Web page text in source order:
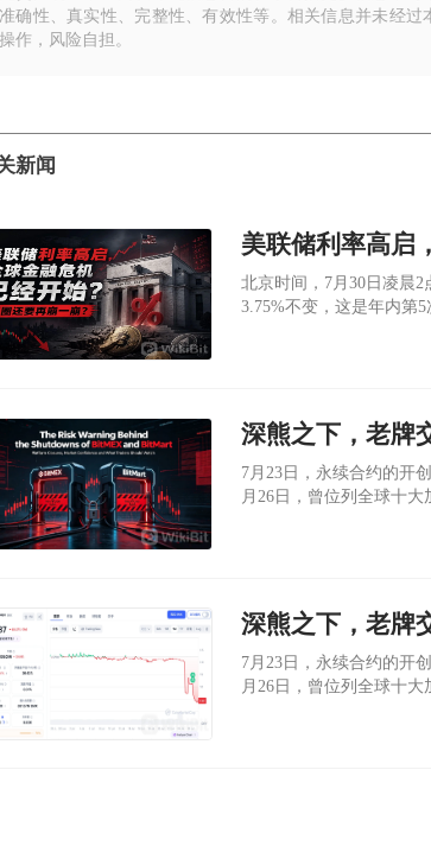
准确性、真实性、完整性、有效性等。相关信息并未经
操作，风险自担。
新闻
北京时间，7月30日凌晨
3.75%不变，这是年内第5
​7月23日，永续合约的开
月26日，曾位列全球十
7月23日，永续合约的开
月26日，曾位列全球十
2027年1月31日正式停